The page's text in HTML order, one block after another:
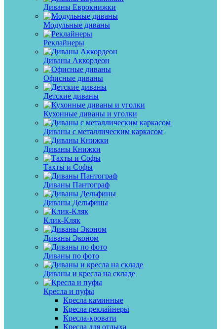
Диваны Еврокнижки
Модульные диваны
Реклайнеры
Диваны Аккордеон
Офисные диваны
Детские диваны
Кухонные диваны и уголки
Диваны с металлическим каркасом
Диваны Книжки
Тахты и Софы
Диваны Пантограф
Диваны Дельфины
Клик-Кляк
Диваны Эконом
Диваны по фото
Диваны и кресла на складе
Кресла и пуфы
Кресла каминные
Кресла реклайнеры
Кресла-кровати
Кресла для отдыха